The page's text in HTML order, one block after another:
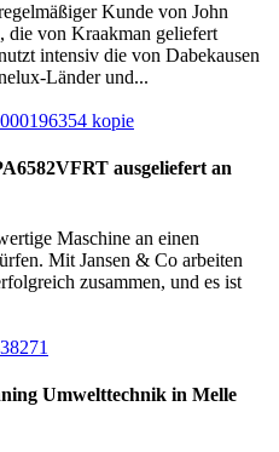
Kunde von John
die von Kraakman geliefert
intensiv die von Dabekausen
Länder und...
ausgeliefert an
Maschine an einen
Mit Jansen & Co arbeiten
zusammen, und es ist
Umwelttechnik in Melle